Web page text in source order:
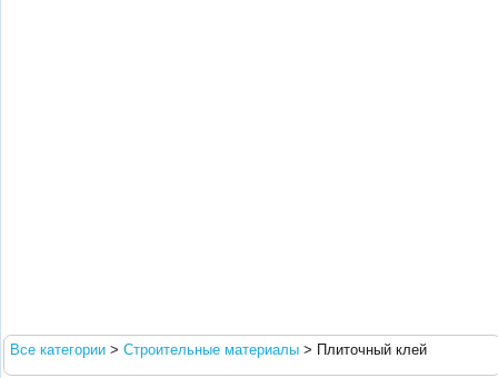
Все категории > Строительные материалы > Плиточный клей